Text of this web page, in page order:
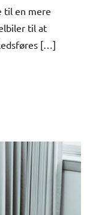
til en mere
til at
[…]